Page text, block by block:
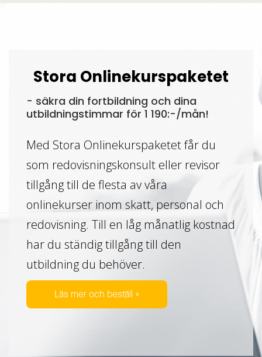
Stora Onlinekurspaketet
- säkra din fortbildning och dina
utbildningstimmar för 1 190:-/mån!
Med Stora Onlinekurspaketet får du
som redovisningskonsult eller revisor
tillgång till de flesta av våra
onlinekurser inom skatt, personal och
redovisning. Till en låg månatlig kostnad
har du ständig tillgång till den
utbildning du behöver.
Läs mer och beställ »